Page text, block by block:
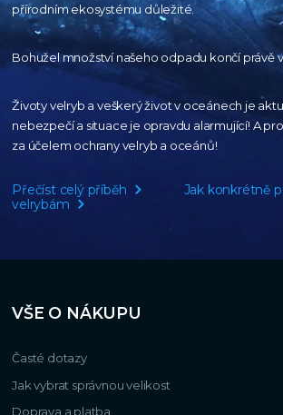
přírodnímekosystému důležité.
Bohužel množství našeho odpadu končí právě
Životy velryb a veškerý život v oceánech je
nebezpečí a situace je opravdu alarmující! A
za účelem ochrany velryb a oceánů!
Přečíst celý příběh
Jak konkrétně
velrybám
VŠE O NÁKUPU
Časté dotazy
Jak vybrat správnou velikost
Doprava a platba